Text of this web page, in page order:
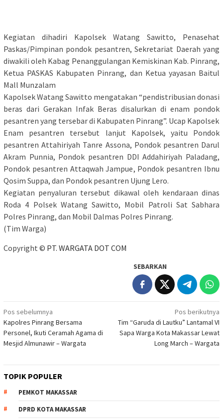
Kegiatan dihadiri Kapolsek Watang Sawitto, Penasehat
Paskas/Pimpinan pondok pesantren, Sekretariat Daerah yang
diwakili oleh Kabag Penanggulangan Kemiskinan Kab. Pinrang,
Ketua PASKAS Kabupaten Pinrang, dan Ketua yayasan Baitul
Mall Munzalam
Kapolsek Watang Sawitto mengatakan “pendistribusian donasi
beras dari Gerakan Infak Beras disalurkan di enam pondok
pesantren yang tersebar di Kabupaten Pinrang”. Ucap Kapolsek
Enam pesantren tersebut lanjut Kapolsek, yaitu Pondok
pesantren Attahiriyah Tanre Assona, Pondok pesantren Darul
Akram Punnia, Pondok pesantren DDI Addahiriyah Paladang,
Pondok pesantren Attaqwah Jampue, Pondok pesantren Ibnu
Qosim Suppa, dan Pondok pesantren Ujung Lero.
Kegiatan penyaluran tersebut dikawal oleh kendaraan dinas
Roda 4 Polsek Watang Sawitto, Mobil Patroli Sat Sabhara
Polres Pinrang, dan Mobil Dalmas Polres Pinrang.
(Tim Warga)
Copyright © PT. WARGATA DOT COM
SEBARKAN
Navigasi
pos
Pos sebelumnya
Kapolres Pinrang Bersama
Personel, Ikuti Ceramah Agama di
Mesjid Almunawir – Wargata
Pos berikutnya
Tim “Garuda di Lautku” Lantamal VI
Sapa Warga Kota Makassar Lewat
Long March – Wargata
TOPIK POPULER
PEMKOT MAKASSAR
DPRD KOTA MAKASSAR